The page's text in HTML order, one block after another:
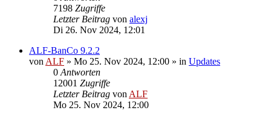
7198 Zugriffe
Letzter Beitrag von alexj
Di 26. Nov 2024, 12:01
ALF-BanCo 9.2.2
von ALF » Mo 25. Nov 2024, 12:00 » in Updates
0 Antworten
12001 Zugriffe
Letzter Beitrag von ALF
Mo 25. Nov 2024, 12:00